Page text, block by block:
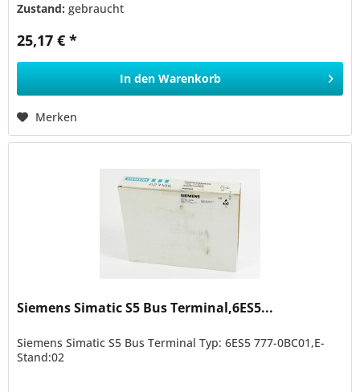
Zustand:gebraucht
25,17 € *
In den Warenkorb
Merken
Siemens Simatic S5 Bus Terminal,6ES5...
Siemens Simatic S5 Bus Terminal Typ: 6ES5 777-0BC01,E-
Stand:02